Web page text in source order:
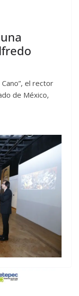
el rector
de México,